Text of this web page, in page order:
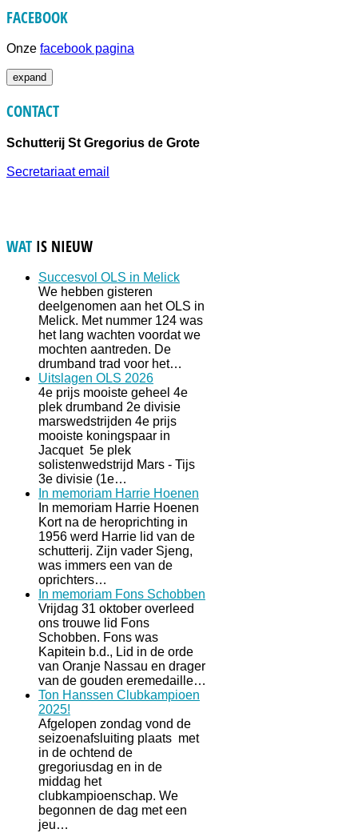
FACEBOOK
Onze facebook pagina
expand
CONTACT
Schutterij St Gregorius de Grote
Secretariaat email
WAT IS NIEUW
Succesvol OLS in Melick
We hebben gisteren
deelgenomen aan het OLS in
Melick. Met nummer 124 was
het lang wachten voordat we
mochten aantreden. De
drumband trad voor het…
Uitslagen OLS 2026
4e prijs mooiste geheel 4e
plek drumband 2e divisie
marswedstrijden 4e prijs
mooiste koningspaar in
Jacquet 5e plek
solistenwedstrijd Mars - Tijs
3e divisie (1e…
In memoriam Harrie Hoenen
In memoriam Harrie Hoenen
Kort na de heroprichting in
1956 werd Harrie lid van de
schutterij. Zijn vader Sjeng,
was immers een van de
oprichters…
In memoriam Fons Schobben
Vrijdag 31 oktober overleed
ons trouwe lid Fons
Schobben. Fons was
Kapitein b.d., Lid in de orde
van Oranje Nassau en drager
van de gouden eremedaille…
Ton Hanssen Clubkampioen
2025!
Afgelopen zondag vond de
seizoenafsluiting plaats met
in de ochtend de
gregoriusdag en in de
middag het
clubkampioenschap. We
begonnen de dag met een
jeu…